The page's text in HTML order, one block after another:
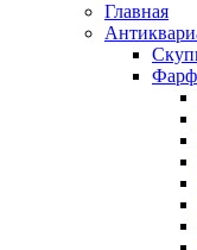
Главная